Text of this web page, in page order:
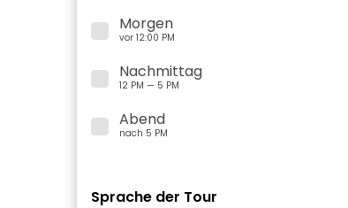
Morgen
vor 12:00 PM
Nachmittag
12 PM — 5 PM
Abend
nach 5 PM
Sprache der Tour